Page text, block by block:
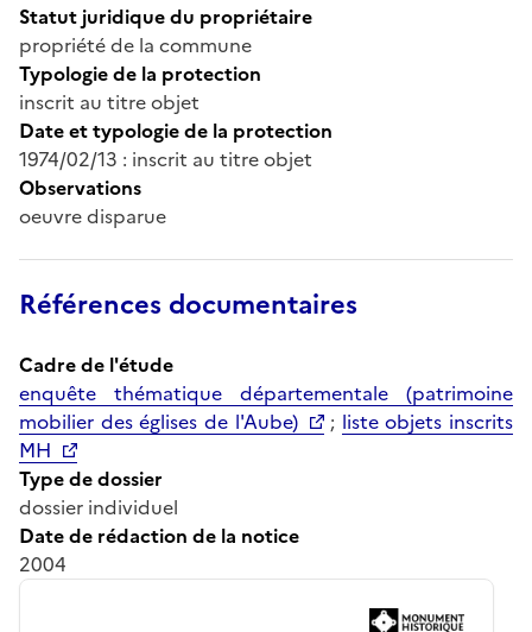
Statut juridique du propriétaire
propriété de la commune
Typologie de la protection
inscrit au titre objet
Date et typologie de la protection
1974/02/13 : inscrit au titre objet
Observations
oeuvre disparue
Références documentaires
Cadre de l'étude
enquête thématique départementale (patrimoine
mobilier des églises de l'Aube)
; liste objets inscrits
MH
Type de dossier
dossier individuel
Date de rédaction de la notice
2004